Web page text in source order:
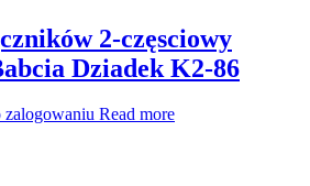
2-częsciowy
Dziadek K2-86
zalogowaniu Read more